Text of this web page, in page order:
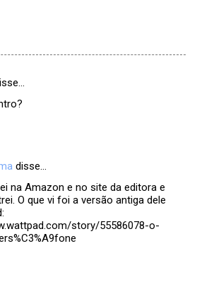
disse…
na Amazon e no site da editora e
O que vi foi a versão antiga dele
story/55586078-o-